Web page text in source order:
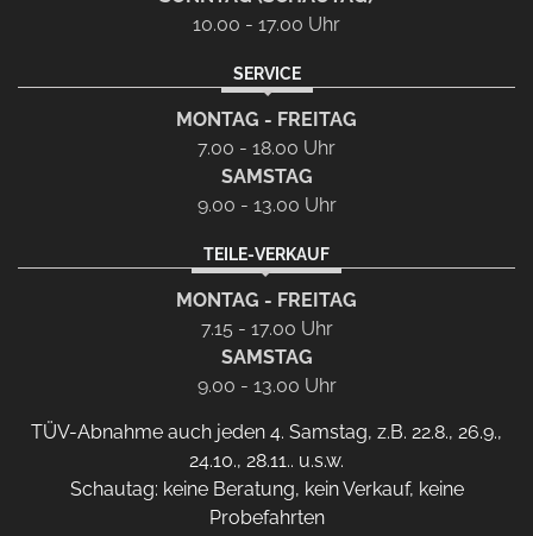
10.00 - 17.00 Uhr
SERVICE
MONTAG - FREITAG
7.00 - 18.00 Uhr
SAMSTAG
9.00 - 13.00 Uhr
TEILE-VERKAUF
MONTAG - FREITAG
7.15 - 17.00 Uhr
SAMSTAG
9.00 - 13.00 Uhr
TÜV-Abnahme auch jeden 4. Samstag, z.B. 22.8., 26.9.,
24.10., 28.11.. u.s.w.
Schautag: keine Beratung, kein Verkauf, keine
Probefahrten